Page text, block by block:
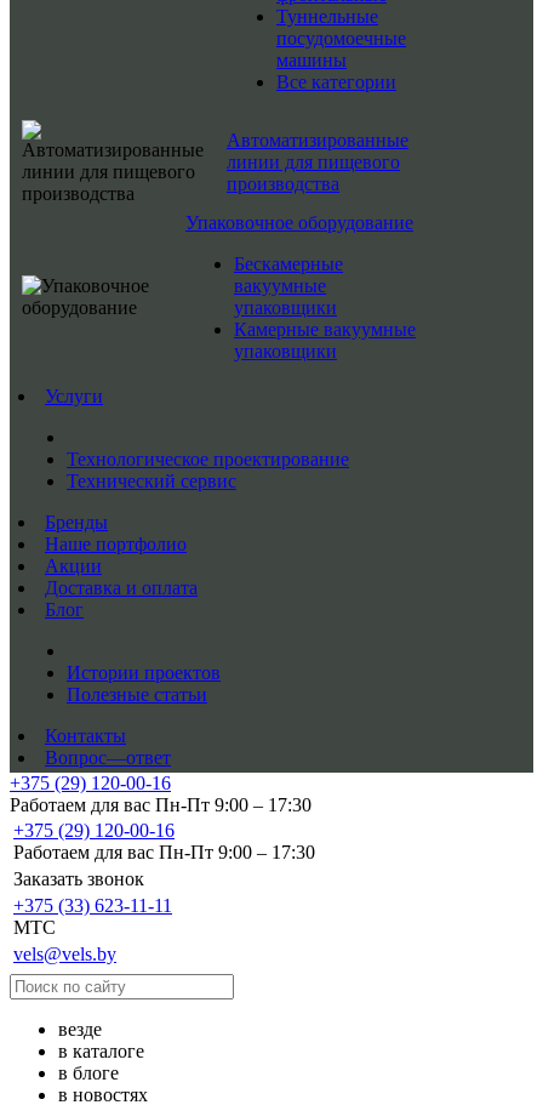
Туннельные
посудомоечные
машины
Все категории
Автоматизированные
линии для пищевого
производства
Упаковочное оборудование
Бескамерные
вакуумные
упаковщики
Камерные вакуумные
упаковщики
Услуги
Технологическое проектирование
Технический сервис
Бренды
Наше портфолио
Акции
Доставка и оплата
Блог
Истории проектов
Полезные статьи
Контакты
Вопрос—ответ
+375 (29) 120-00-16
Работаем для вас Пн-Пт 9:00 – 17:30
+375 (29) 120-00-16
Работаем для вас Пн-Пт 9:00 – 17:30
Заказать звонок
+375 (33) 623-11-11
MTC
vels@vels.by
везде
в каталоге
в блоге
в новостях